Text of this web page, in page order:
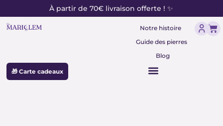
au
contenu
À partir de 70€ livraison offerte ! ✨
Notre histoire
Guide des pierres
Blog
🎁 Carte cadeaux